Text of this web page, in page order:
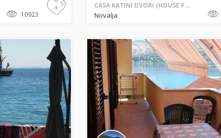
10923
+
CASA KATINI DVORI (HOUSE F...
Novalja